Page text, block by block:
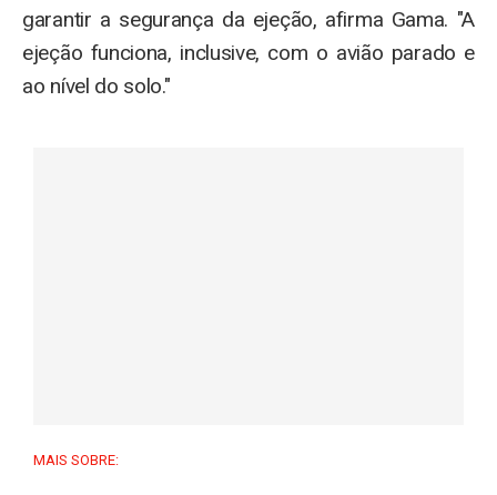
garantir a segurança da ejeção, afirma Gama. "A
ejeção funciona, inclusive, com o avião parado e
ao nível do solo."
MAIS SOBRE: